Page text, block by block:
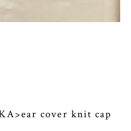
cover knit cap